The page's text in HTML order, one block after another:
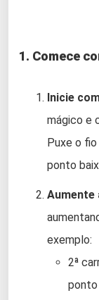
1. Comece
Inicie
mágico e
Puxe o
ponto
Aumente
exemplo:
2ª